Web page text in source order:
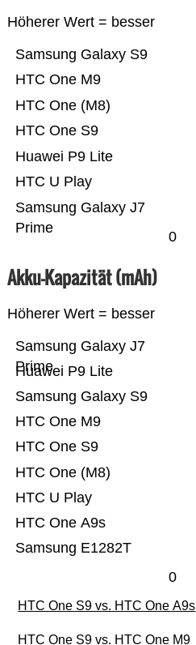
Höherer Wert = besser
Samsung Galaxy J7
Prime
HTC U Play
Huawei P9 Lite
HTC One S9
HTC One (M8)
HTC One M9
Samsung Galaxy S9
0
Akku-Kapazität (mAh)
Höherer Wert = besser
Samsung E1282T
HTC One A9s
HTC U Play
HTC One (M8)
HTC One S9
HTC One M9
Samsung Galaxy S9
Huawei P9 Lite
Samsung Galaxy J7
Prime
0
HTC One S9 vs. HTC One A9s
HTC One S9 vs. HTC One M9